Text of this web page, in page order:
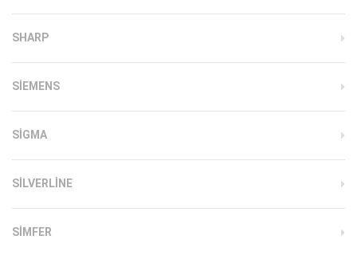
SHARP
SIEMENS
SIGMA
SILVERLINE
SIMFER